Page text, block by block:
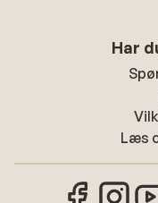
Har
Læs